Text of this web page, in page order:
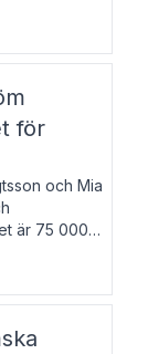
för
och Mia
är 75 000
är författare